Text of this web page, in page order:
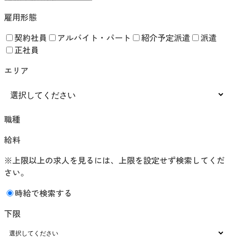
雇用形態
契約社員 アルバイト・パート 紹介予定派遣
派遣
正社員
エリア
職種
給料
※上限以上の求人を見るには、上限を設定せず検索してくだ
さい。
時給で検索する
下限